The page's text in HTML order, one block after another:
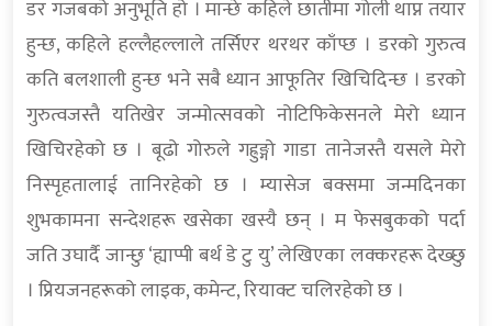
डर गजबको अनुभूति हो । मान्छे कहिले छातीमा गोली थाप्न तयार
हुन्छ, कहिले हल्लैहल्लाले तर्सिएर थरथर काँप्छ । डरको गुरुत्व
कति बलशाली हुन्छ भने सबै ध्यान आफूतिर खिचिदिन्छ । डरको
गुरुत्वजस्तै यतिखेर जन्मोत्सवको नोटिफिकेसनले मेरो ध्यान
खिचिरहेको छ । बूढो गोरुले गह्रुङ्गो गाडा तानेजस्तै यसले मेरो
निस्पृहतालाई तानिरहेको छ । म्यासेज बक्समा जन्मदिनका
शुभकामना सन्देशहरू खसेका खस्यै छन् । म फेसबुकको पर्दा
जति उघार्दै जान्छु ‘ह्याप्पी बर्थ डे टु यु’ लेखिएका लक्करहरू देख्छु
। प्रियजनहरूको लाइक, कमेन्ट, रियाक्ट चलिरहेको छ ।